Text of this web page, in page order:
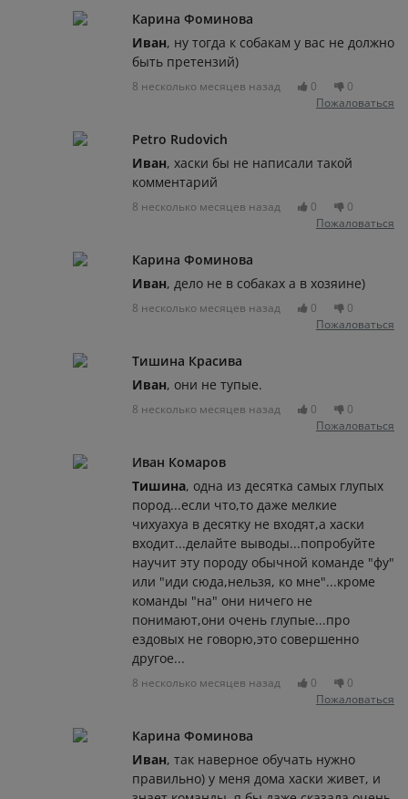
Карина Фоминова
Иван, ну тогда к собакам у вас не должно
быть претензий)
8 несколько месяцев назад 0
0
Пожаловаться
Petro Rudovich
Иван, хаски бы не написали такой
комментарий
8 несколько месяцев назад 0
0
Пожаловаться
Карина Фоминова
Иван, дело не в собаках а в хозяине)
8 несколько месяцев назад 0
0
Пожаловаться
Тишина Красива
Иван, они не тупые.
8 несколько месяцев назад 0
0
Пожаловаться
Иван Комаров
Тишина, одна из десятка самых глупых
пород...если что,то даже мелкие
чихуахуа в десятку не входят,а хаски
входит...делайте выводы...попробуйте
научит эту породу обычной команде "фу"
или "иди сюда,нельзя, ко мне"...кроме
команды "на" они ничего не
понимают,они очень глупые...про
ездовых не говорю,это совершенно
другое...
8 несколько месяцев назад 0
0
Пожаловаться
Карина Фоминова
Иван, так наверное обучать нужно
правильно) у меня дома хаски живет, и